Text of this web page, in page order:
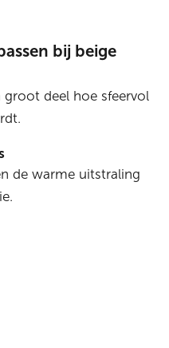
bij beige
groot deel hoe sfeervol
de warme uitstraling